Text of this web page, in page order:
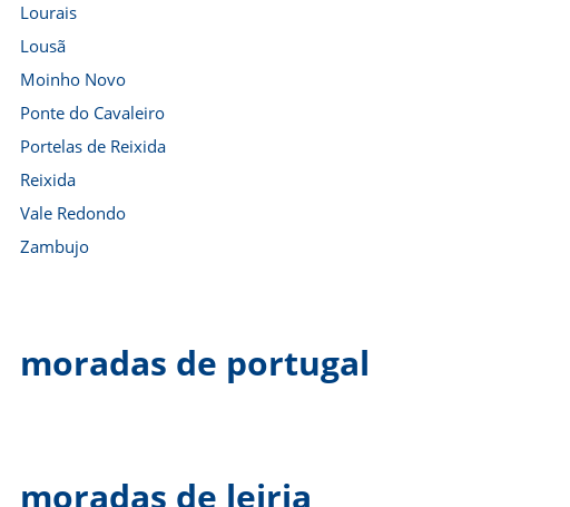
Lourais
Lousã
Moinho Novo
Ponte do Cavaleiro
Portelas de Reixida
Reixida
Vale Redondo
Zambujo
moradas de portugal
moradas de leiria